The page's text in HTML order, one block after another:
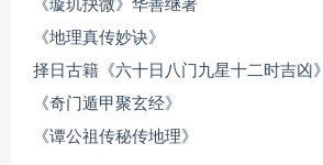
《璇玑抉微》华善继著
《地理真传妙诀》
择日古籍《六十日八门九星十二时吉凶》
《奇门遁甲聚玄经》
《谭公祖传秘传地理》